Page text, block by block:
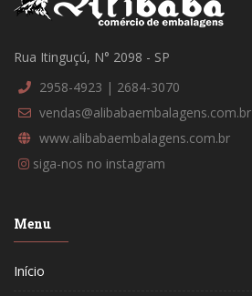
Rua Itinguçú, N° 2098 - SP
2958-4923 | 2684-3070
vendas@alibabaembalagens.com.br
www.alibabaembalagens.com.br
siga-nos no instagram
Menu
Início